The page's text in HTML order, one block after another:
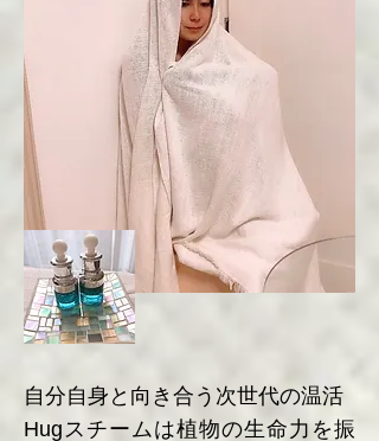
自分自身と向き合う次世代の温活
Hugスチームは植物の生命力を振